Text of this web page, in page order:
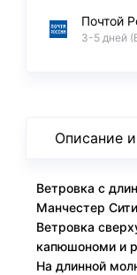
Почтой
3-5 дней
Описание
Ветровка с
Манчестер
Ветровка
капюшономи и
На длинной